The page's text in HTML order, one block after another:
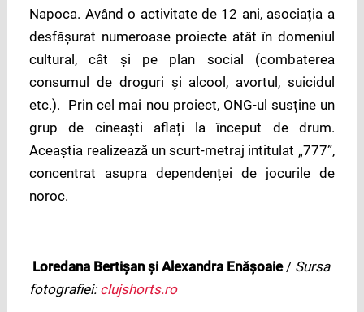
Napoca. Având o activitate de 12 ani, asociația a
desfășurat numeroase proiecte atât în domeniul
cultural, cât și pe plan social (combaterea
consumul de droguri și alcool, avortul, suicidul
etc.). Prin cel mai nou proiect, ONG-ul susține un
grup de cineaști aflați la început de drum.
Aceaștia realizează un scurt-metraj intitulat „777”,
concentrat asupra dependenței de jocurile de
noroc.
Loredana Bertișan și Alexandra Enășoaie/ Sursa
fotografiei: clujshorts.ro